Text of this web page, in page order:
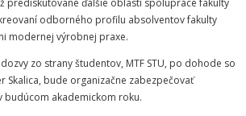
prediskutované ďalšie oblasti spolupráce fakulty
odborného profilu absolventov fakulty
modernej výrobnej praxe.
zo strany študentov, MTF STU, po dohode so
Skalica, bude organizačne zabezpečovať
budúcom akademickom roku.